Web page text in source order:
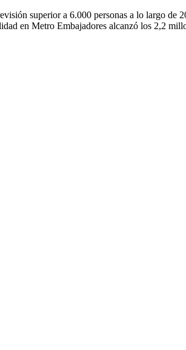
superior a 6.000 personas a lo largo
en Metro Embajadores alcanzó los 2,2